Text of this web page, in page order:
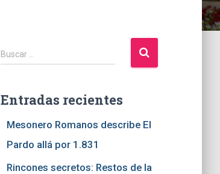
B
u
c
Buscar …
Entradas recientes
Mesonero Romanos describe El
Pardo allá por 1.831
Rincones secretos: Restos de la